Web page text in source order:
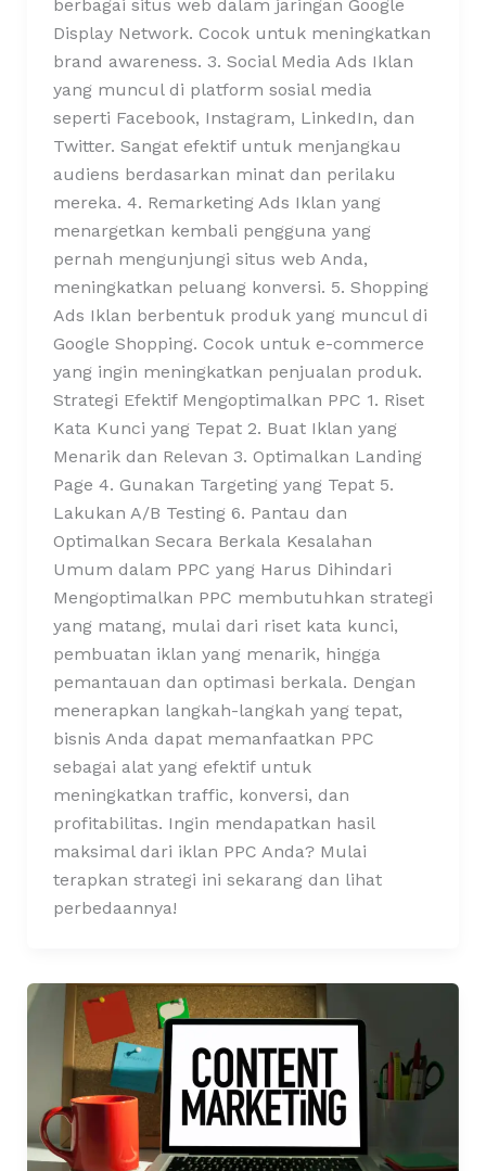
berbagai situs web dalam jaringan Google
Display Network. Cocok untuk meningkatkan
brand awareness. 3. Social Media Ads Iklan
yang muncul di platform sosial media
seperti Facebook, Instagram, LinkedIn, dan
Twitter. Sangat efektif untuk menjangkau
audiens berdasarkan minat dan perilaku
mereka. 4. Remarketing Ads Iklan yang
menargetkan kembali pengguna yang
pernah mengunjungi situs web Anda,
meningkatkan peluang konversi. 5. Shopping
Ads Iklan berbentuk produk yang muncul di
Google Shopping. Cocok untuk e-commerce
yang ingin meningkatkan penjualan produk.
Strategi Efektif Mengoptimalkan PPC 1. Riset
Kata Kunci yang Tepat 2. Buat Iklan yang
Menarik dan Relevan 3. Optimalkan Landing
Page 4. Gunakan Targeting yang Tepat 5.
Lakukan A/B Testing 6. Pantau dan
Optimalkan Secara Berkala Kesalahan
Umum dalam PPC yang Harus Dihindari
Mengoptimalkan PPC membutuhkan strategi
yang matang, mulai dari riset kata kunci,
pembuatan iklan yang menarik, hingga
pemantauan dan optimasi berkala. Dengan
menerapkan langkah-langkah yang tepat,
bisnis Anda dapat memanfaatkan PPC
sebagai alat yang efektif untuk
meningkatkan traffic, konversi, dan
profitabilitas. Ingin mendapatkan hasil
maksimal dari iklan PPC Anda? Mulai
terapkan strategi ini sekarang dan lihat
perbedaannya!